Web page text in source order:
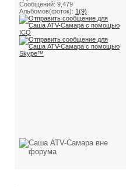
Сообщений: 9,479
Альбомов(фоток): 1(9)